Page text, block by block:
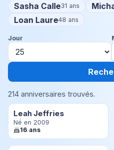
Sasha Calle31 ans
Loan Laure48 ans
Jour
214 anniversaires trouvés.
Leah Jeffries
Né en 2009
16 ans